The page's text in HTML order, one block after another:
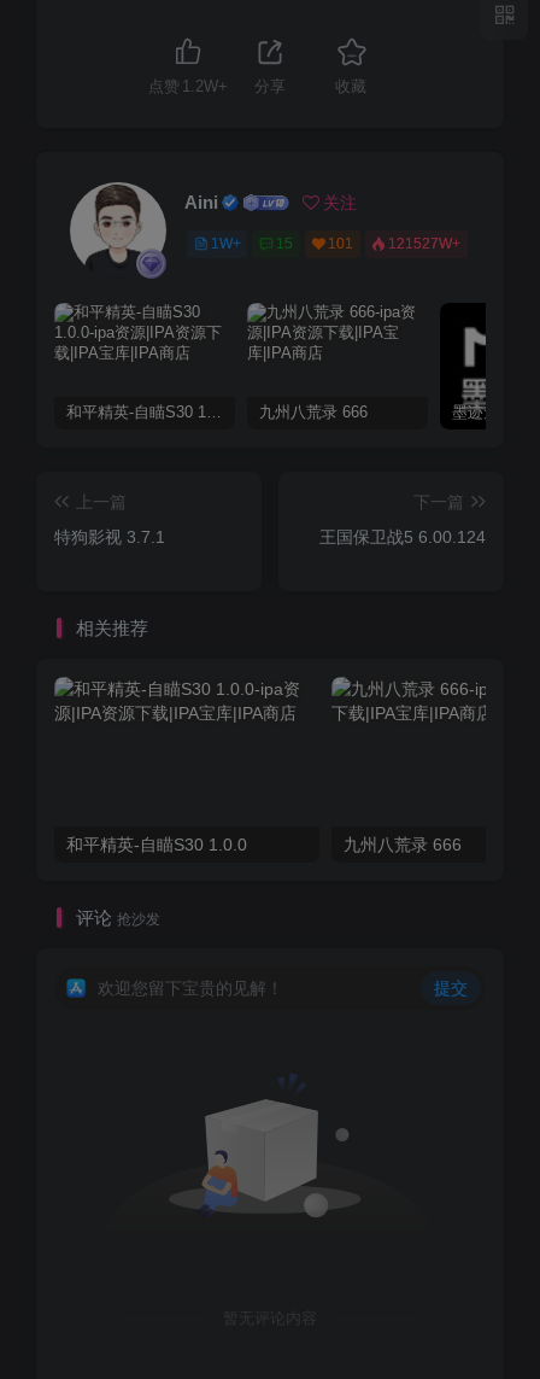
点赞 1.2W+ 分享 收藏
Aini 关注
1W+ 15 101 121527W+
和平精英-自瞄S30 1.0.0 九州八荒录 666
上一篇
特狗影视 3.7.1
下一篇
王国保卫战5 6.00.124
相关推荐
和平精英-自瞄S30 1.0.0 九州八荒录 666
评论 抢沙发
欢迎您留下宝贵的见解！ 提交
暂无评论内容